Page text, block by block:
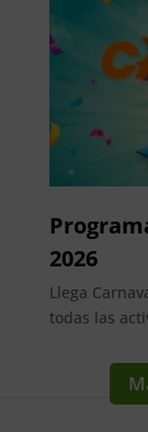
2026
Llega
todas las